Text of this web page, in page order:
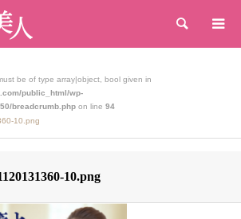
検索
be of type array|object, bool given in
public_html/wp-
breadcrumb.php on line 94
10.png
10.png